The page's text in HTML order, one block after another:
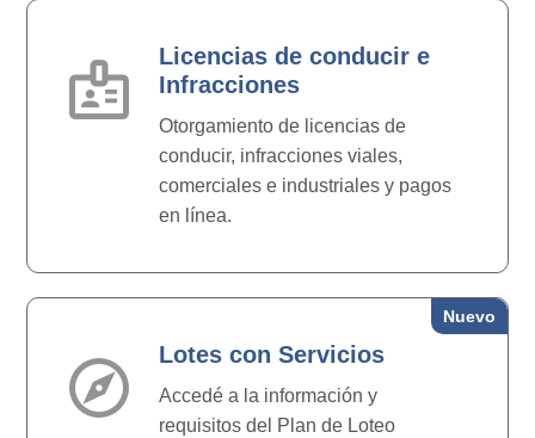
badge
Licencias de conducir e
Infracciones
Otorgamiento de licencias de
conducir, infracciones viales,
comerciales e industriales y pagos
en línea.
Nuevo
explore Lotes con Servicios
Accedé a la información y
requisitos del Plan de Loteo